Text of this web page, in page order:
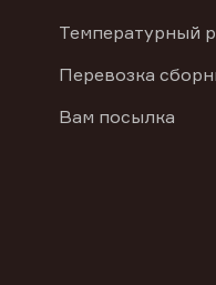
Температурный
Перевозка
Вам посылка